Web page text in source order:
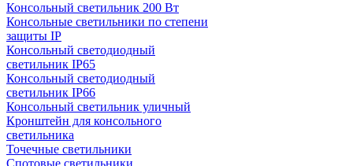
Консольный светильник 200 Вт
Консольные светильники по степени
защиты IP
Консольный светодиодный
светильник IP65
Консольный светодиодный
светильник IP66
Консольный светильник уличный
Кронштейн для консольного
светильника
Точечные светильники
Спотовые светильники